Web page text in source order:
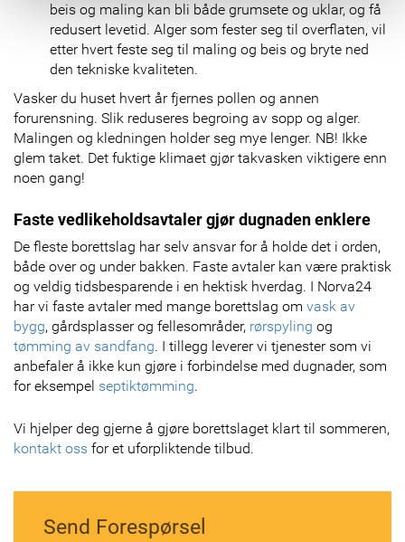
beis og maling kan bli både grumsete og uklar, og få
redusert levetid. Alger som fester seg til overflaten, vil
etter hvert feste seg til maling og beis og bryte ned
den tekniske kvaliteten.
Vasker du huset hvert år fjernes pollen og annen
forurensning. Slik reduseres begroing av sopp og alger.
Malingen og kledningen holder seg mye lenger. NB! Ikke
glem taket. Det fuktige klimaet gjør takvasken viktigere enn
noen gang!
Faste vedlikeholdsavtaler gjør dugnaden enklere
De fleste borettslag har selv ansvar for å holde det i orden,
både over og under bakken. Faste avtaler kan være praktisk
og veldig tidsbesparende i en hektisk hverdag. I Norva24
har vi faste avtaler med mange borettslag om vask av
bygg, gårdsplasser og fellesområder, rørspyling og
tømming av sandfang. I tillegg leverer vi tjenester som vi
anbefaler å ikke kun gjøre i forbindelse med dugnader, som
for eksempel septiktømming.
Vi hjelper deg gjerne å gjøre borettslaget klart til sommeren,
kontakt oss for et uforpliktende tilbud.
Send Forespørsel